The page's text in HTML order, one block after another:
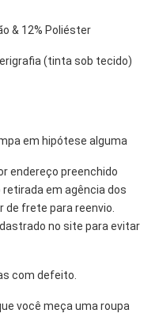
& 12% Poliéster
(tinta sob tecido)
em hipótese alguma
endereço preenchido
em agência dos
de frete para reenvio.
no site para evitar
com defeito.
você meça uma roupa